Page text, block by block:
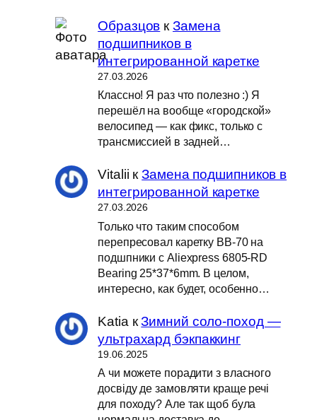
Образцов кЗамена
подшипников в
интегрированной каретке
27.03.2026
Классно! Я раз что полезно :) Я
перешёл на вообще «городской»
велосипед — как фикс, только с
трансмиссией в задней…
Vitalii кЗамена подшипников в
интегрированной каретке
27.03.2026
Только что таким способом
перепресовал каретку BB-70 на
подшпники с Aliexpress 6805-RD
Bearing 25*37*6mm. В целом,
интересно, как будет, особенно…
Katia кЗимний соло-поход —
ультрахард бэкпаккинг
19.06.2025
А чи можете порадити з власного
досвіду де замовляти краще речі
для походу? Але так щоб була